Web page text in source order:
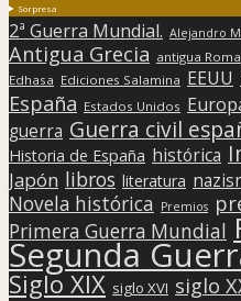
Sorpresa
2ª Guerra Mundial. Alejandro
Antigua Grecia antigua Roma
Edhasa Ediciones Salamina EEUU
España Estados Unidos
guerra Guerra civil
Historia de España histórica
Japón libros literatura
Novela histórica Premios
Primera Guerra Mundial
Segunda
Siglo XIX siglo XVI siglo